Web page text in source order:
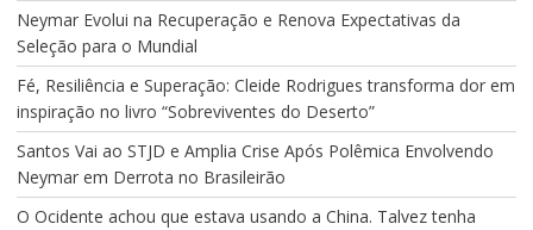
Neymar Evolui na Recuperação e Renova Expectativas da
Seleção para o Mundial
Fé, Resiliência e Superação: Cleide Rodrigues transforma dor em
inspiração no livro “Sobreviventes do Deserto”
Santos Vai ao STJD e Amplia Crise Após Polêmica Envolvendo
Neymar em Derrota no Brasileirão
O Ocidente achou que estava usando a China. Talvez tenha